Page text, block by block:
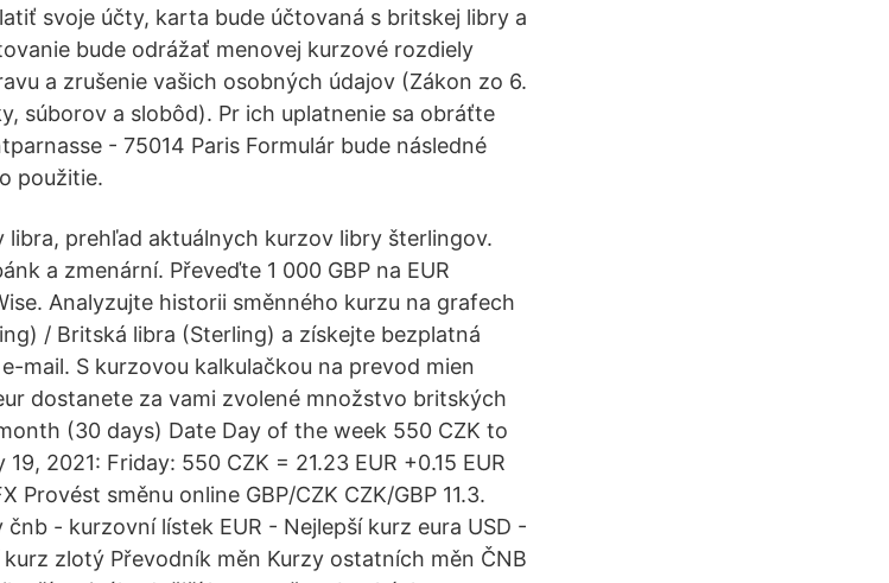
svoje účty, karta bude účtovaná s britskej libry a
bude odrážať menovej kurzové rozdiely
a zrušenie vašich osobných údajov (Zákon zo 6.
súborov a slobôd). Pr ich uplatnenie sa obráťte
- 75014 Paris Formulár bude následné
použitie.
libra, prehľad aktuálnych kurzov libry šterlingov.
a zmenární. Převeďte 1 000 GBP na EUR
Analyzujte historii směnného kurzu na grafech
/ Britská libra (Sterling) a získejte bezplatná
mail. S kurzovou kalkulačkou na prevod mien
dostanete za vami zvolené množstvo britských
(30 days) Date Day of the week 550 CZK to
2021: Friday: 550 CZK = 21.23 EUR +0.15 EUR
Provést směnu online GBP/CZK CZK/GBP 11.3.
- kurzovní lístek EUR - Nejlepší kurz eura USD -
zlotý Převodník měn Kurzy ostatních měn ČNB